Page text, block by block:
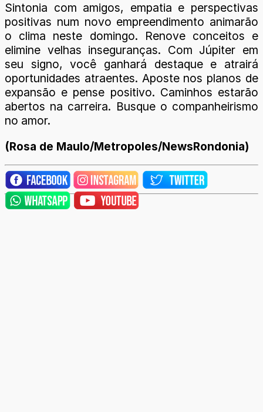
Sintonia com amigos, empatia e perspectivas
positivas num novo empreendimento animarão
o clima neste domingo. Renove conceitos e
elimine velhas inseguranças. Com Júpiter em
seu signo, você ganhará destaque e atrairá
oportunidades atraentes. Aposte nos planos de
expansão e pense positivo. Caminhos estarão
abertos na carreira. Busque o companheirismo
no amor.
(Rosa de Maulo/Metropoles/NewsRondonia)